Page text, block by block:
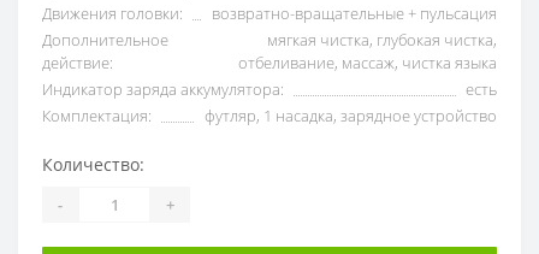
Движения головки:
возвратно-вращательные + пульсация
Дополнительное
действие:
мягкая чистка, глубокая чистка,
отбеливание, массаж, чистка языка
Индикатор заряда аккумулятора:
есть
Комплектация:
футляр, 1 насадка, зарядное устройство
Количество:
- +